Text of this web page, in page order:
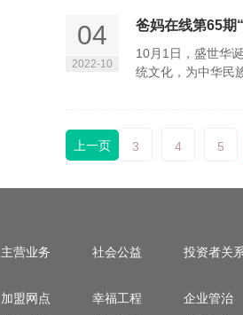
04
2022-10
爸妈在线第65期
10月1日，盛世华
统文化，为中华民
上一页 3 4 5
主营业务
加盟网点
社会公益
幸福工程
投资者关
企业管治